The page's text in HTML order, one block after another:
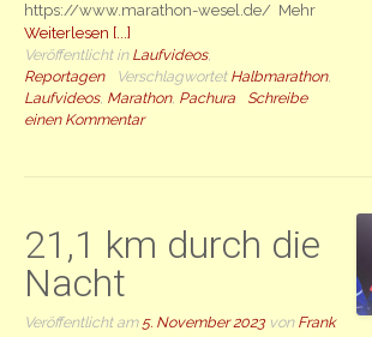
https://www.marathon-wesel.de/ Mehr
Weiterlesen [...]
Veröffentlicht in Laufvideos,
Reportagen
Verschlagwortet Halbmarathon,
Laufvideos, Marathon, Pachura
Schreibe
einen Kommentar
21,1 km durch die
Nacht
Veröffentlicht am 5. November 2023von Frank